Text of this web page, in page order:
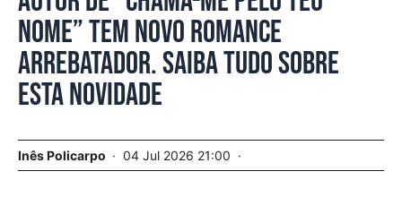
Nome” tem novo romance
arrebatador. Saiba tudo sobre
esta novidade
Inês Policarpo 04 Jul 2026 21:00